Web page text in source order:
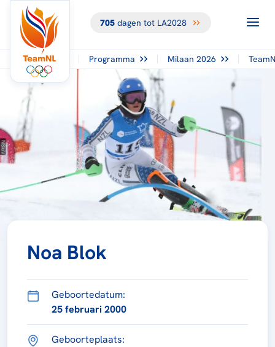
705dagen tot LA2028
Programma Milaan 2026
Noa Blok
Geboortedatum:
25 februari 2000
Geboorteplaats: